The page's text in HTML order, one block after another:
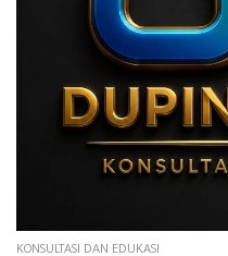
KONSULTASI DAN EDUKASI